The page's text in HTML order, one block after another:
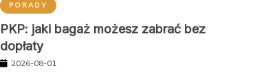
PORADY
PKP: jaki bagaż możesz zabrać bez
dopłaty
2026-08-01